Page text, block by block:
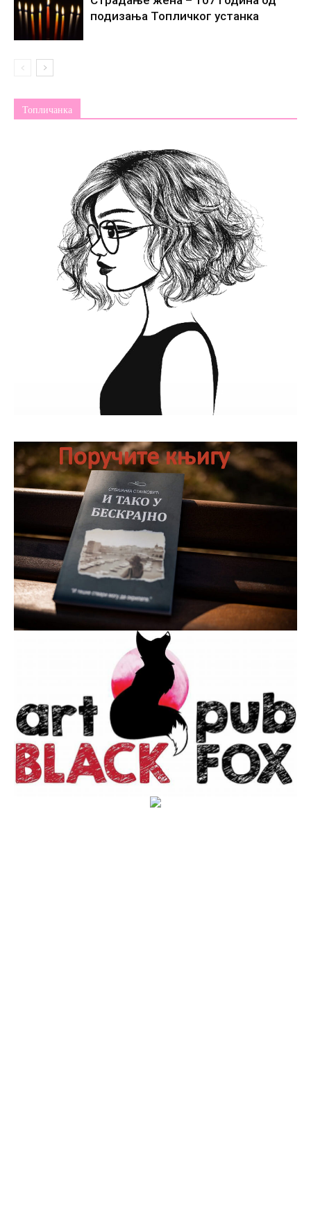
подизања Топличког устанка
Топличанка